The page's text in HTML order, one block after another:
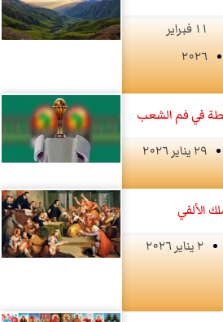
۱۱ فبراير
۲۰۲٦
في فم الشعب
۲۹ يناير ۲۰۲٦
الألفي
۲ يناير ۲۰۲٦